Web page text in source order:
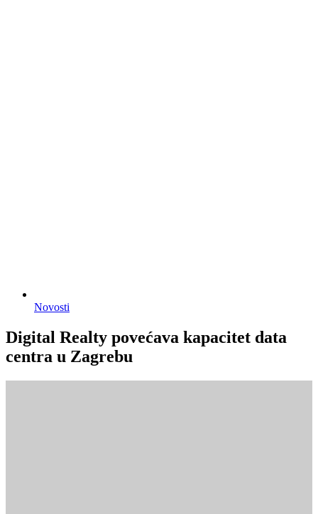
Novosti
Digital Realty povećava kapacitet data
centra u Zagrebu